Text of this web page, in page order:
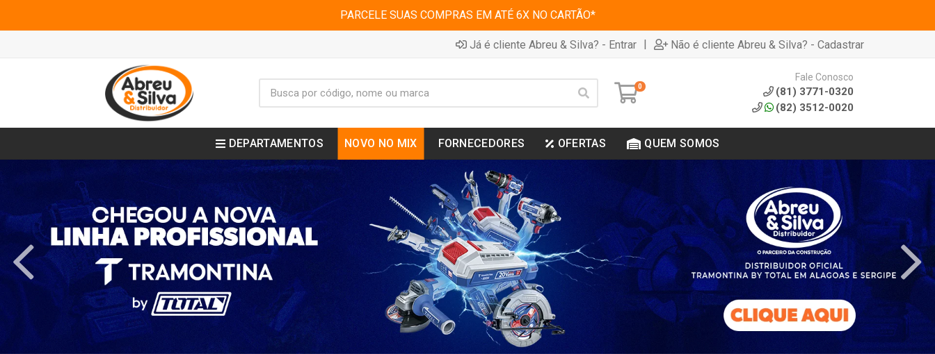
PARCELE SUAS COMPRAS EM ATÉ 6X NO CARTÃO*
Já é cliente Abreu & Silva? - Entrar | Não é cliente Abreu & Silva? - Cadastrar
0
Fale Conosco
(81) 3771-0320
(82) 3512-0020
DEPARTAMENTOS NOVO NO MIX FORNECEDORES OFERTAS QUEM SOMOS